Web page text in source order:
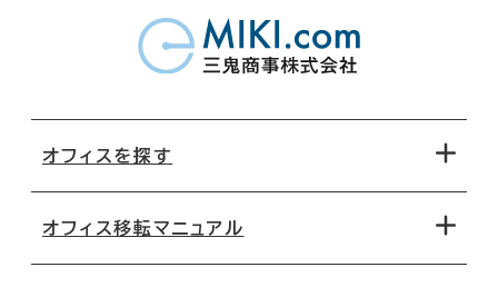
オフィスを探す
オフィス移転マニュアル